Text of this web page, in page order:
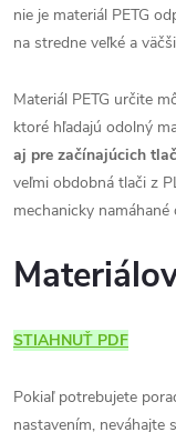
nie je materiál PETG
na stredne veľké a
Materiál PETG určite
ktoré hľadajú odolný
aj pre začínajúcich
veľmi obdobná tlači z
mechanicky
STIAHNUŤ PDF
Pokiaľ potrebujete
nastavením, neváhajte